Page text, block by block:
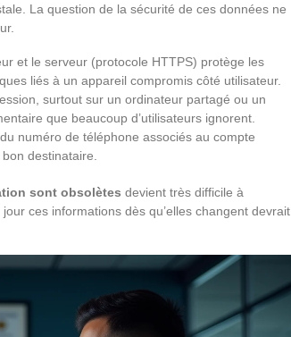
La question de la sécurité de ces données ne
et le serveur (protocole HTTPS) protège les
liés à un appareil compromis côté utilisateur.
surtout sur un ordinateur partagé ou un
que beaucoup d’utilisateurs ignorent.
numéro de téléphone associés au compte
destinataire.
sont obsolètes devient très difficile à
ces informations dès qu’elles changent devrait